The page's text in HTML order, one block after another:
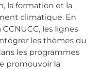
la formation et la
climatique. En
CCNUCC, les lignes
les thèmes du
les programmes
promouvoir la